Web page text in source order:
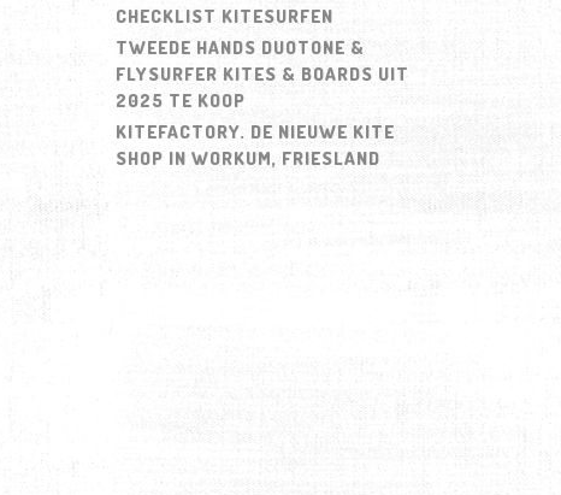
CHECKLIST KITESURFEN
TWEEDE HANDS DUOTONE &
FLYSURFER KITES & BOARDS UIT
2025 TE KOOP
KITEFACTORY. DE NIEUWE KITE
SHOP IN WORKUM, FRIESLAND